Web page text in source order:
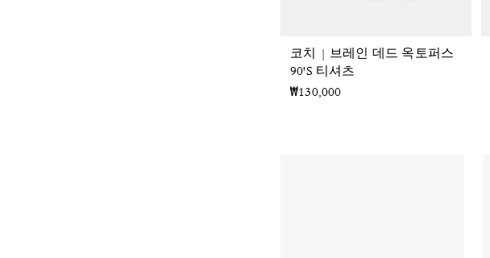
코치 | 브레인 데드 옥토퍼스
90'S 티셔츠
₩130,000